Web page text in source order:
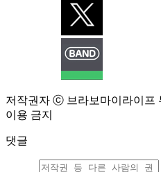
저작권자 ⓒ 브라보마이라이프
이용 금지
댓글